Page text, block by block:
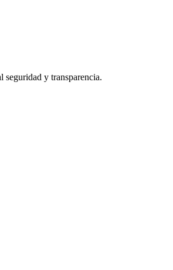
seguridad y transparencia.